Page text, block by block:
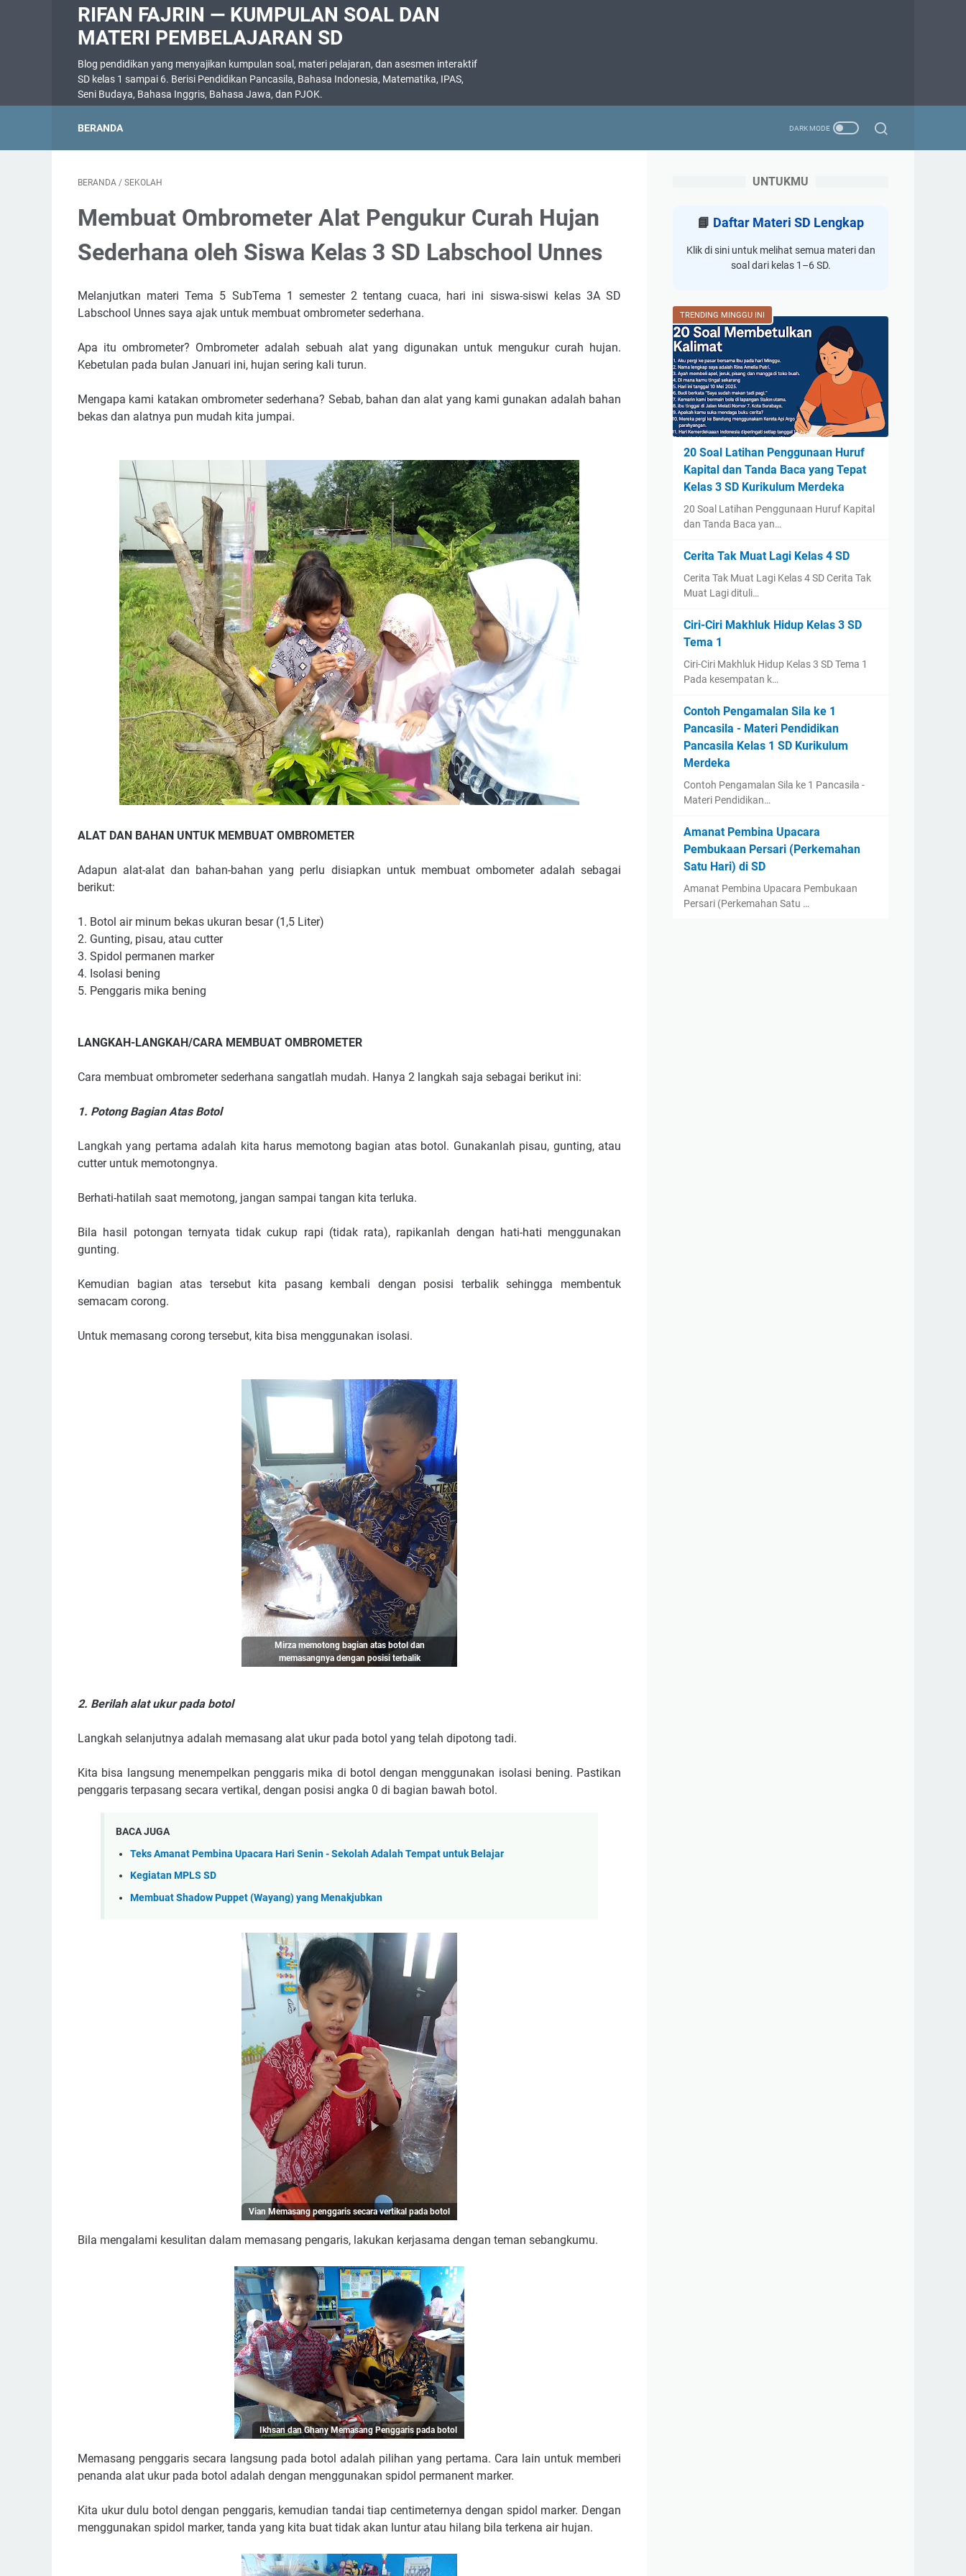
RIFAN FAJRIN — KUMPULAN SOAL DAN
MATERI PEMBELAJARAN SD
Blog pendidikan yang menyajikan kumpulan soal, materi pelajaran, dan asesmen interaktif
SD kelas 1 sampai 6. Berisi Pendidikan Pancasila, Bahasa Indonesia, Matematika, IPAS,
Seni Budaya, Bahasa Inggris, Bahasa Jawa, dan PJOK.
BERANDA
BERANDA / SEKOLAH
Membuat Ombrometer Alat Pengukur Curah Hujan
Sederhana oleh Siswa Kelas 3 SD Labschool Unnes
Melanjutkan materi Tema 5 SubTema 1 semester 2 tentang cuaca, hari ini siswa-siswi kelas 3A SD
Labschool Unnes saya ajak untuk membuat ombrometer sederhana.
Apa itu ombrometer? Ombrometer adalah sebuah alat yang digunakan untuk mengukur curah hujan.
Kebetulan pada bulan Januari ini, hujan sering kali turun.
Mengapa kami katakan ombrometer sederhana? Sebab, bahan dan alat yang kami gunakan adalah bahan
bekas dan alatnya pun mudah kita jumpai.
ALAT DAN BAHAN UNTUK MEMBUAT OMBROMETER
Adapun alat-alat dan bahan-bahan yang perlu disiapkan untuk membuat ombometer adalah sebagai
berikut:
1. Botol air minum bekas ukuran besar (1,5 Liter)
2. Gunting, pisau, atau cutter
3. Spidol permanen marker
4. Isolasi bening
5. Penggaris mika bening
LANGKAH-LANGKAH/CARA MEMBUAT OMBROMETER
Cara membuat ombrometer sederhana sangatlah mudah. Hanya 2 langkah saja sebagai berikut ini:
1. Potong Bagian Atas Botol
Langkah yang pertama adalah kita harus memotong bagian atas botol. Gunakanlah pisau, gunting, atau
cutter untuk memotongnya.
Berhati-hatilah saat memotong, jangan sampai tangan kita terluka.
Bila hasil potongan ternyata tidak cukup rapi (tidak rata), rapikanlah dengan hati-hati menggunakan
gunting.
Kemudian bagian atas tersebut kita pasang kembali dengan posisi terbalik sehingga membentuk
semacam corong.
Untuk memasang corong tersebut, kita bisa menggunakan isolasi.
Mirza memotong bagian atas botol dan
memasangnya dengan posisi terbalik
2. Berilah alat ukur pada botol
Langkah selanjutnya adalah memasang alat ukur pada botol yang telah dipotong tadi.
Kita bisa langsung menempelkan penggaris mika di botol dengan menggunakan isolasi bening. Pastikan
penggaris terpasang secara vertikal, dengan posisi angka 0 di bagian bawah botol.
BACA JUGA
Teks Amanat Pembina Upacara Hari Senin - Sekolah Adalah Tempat untuk Belajar
Kegiatan MPLS SD
Membuat Shadow Puppet (Wayang) yang Menakjubkan
Vian Memasang penggaris secara vertikal pada botol
Bila mengalami kesulitan dalam memasang pengaris, lakukan kerjasama dengan teman sebangkumu.
Ikhsan dan Ghany Memasang Penggaris pada botol
Memasang penggaris secara langsung pada botol adalah pilihan yang pertama. Cara lain untuk memberi
penanda alat ukur pada botol adalah dengan menggunakan spidol permanent marker.
Kita ukur dulu botol dengan penggaris, kemudian tandai tiap centimeternya dengan spidol marker. Dengan
menggunakan spidol marker, tanda yang kita buat tidak akan luntur atau hilang bila terkena air hujan.
UNTUKMU
📘 Daftar Materi SD Lengkap
Klik di sini untuk melihat semua materi dan
soal dari kelas 1–6 SD.
TRENDING MINGGU INI
20 Soal Latihan Penggunaan Huruf
Kapital dan Tanda Baca yang Tepat
Kelas 3 SD Kurikulum Merdeka
20 Soal Latihan Penggunaan Huruf Kapital
dan Tanda Baca yan…
Cerita Tak Muat Lagi Kelas 4 SD
Cerita Tak Muat Lagi Kelas 4 SD Cerita Tak
Muat Lagi dituli…
Ciri-Ciri Makhluk Hidup Kelas 3 SD
Tema 1
Ciri-Ciri Makhluk Hidup Kelas 3 SD Tema 1
Pada kesempatan k…
Contoh Pengamalan Sila ke 1
Pancasila - Materi Pendidikan
Pancasila Kelas 1 SD Kurikulum
Merdeka
Contoh Pengamalan Sila ke 1 Pancasila -
Materi Pendidikan…
Amanat Pembina Upacara
Pembukaan Persari (Perkemahan
Satu Hari) di SD
Amanat Pembina Upacara Pembukaan
Persari (Perkemahan Satu …